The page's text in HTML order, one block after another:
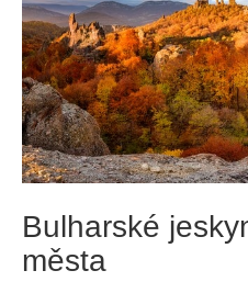
Bulharské
města